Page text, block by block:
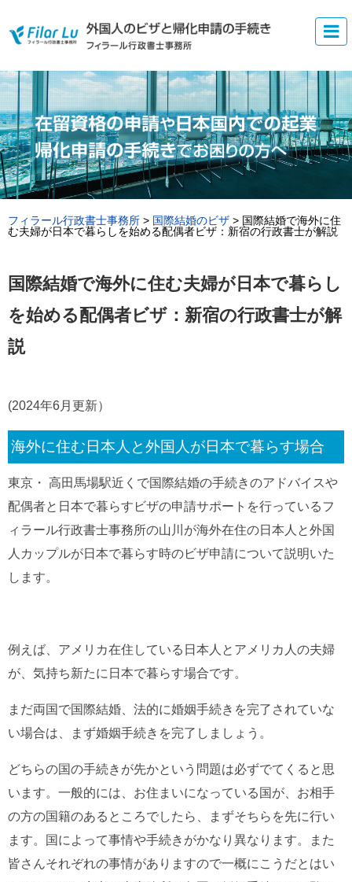
フィラール行政書士事務所 > 国際結婚のビザ > 国際結婚で海外に住
む夫婦が日本で暮らしを始める配偶者ビザ：新宿の行政書士が解説
国際結婚で海外に住む夫婦が日本で暮らし
を始める配偶者ビザ：新宿の行政書士が解
説
(2024年6月更新）
海外に住む日本人と外国人が日本で暮らす場合
東京・ 高田馬場駅近くで国際結婚の手続きのアドバイスや
配偶者と日本で暮らすビザの申請サポートを行っているフ
ィラール行政書士事務所の山川が海外在住の日本人と外国
人カップルが日本で暮らす時のビザ申請について説明いた
します。
例えば、アメリカ在住している日本人とアメリカ人の夫婦
が、気持ち新たに日本で暮らす場合です。
まだ両国で国際結婚、法的に婚姻手続きを完了されていな
い場合は、まず婚姻手続きを完了しましょう。
どちらの国の手続きが先かという問題は必ずでてくると思
います。一般的には、お住まいになっている国が、お相手
の方の国籍のあるところでしたら、まずそちらを先に行い
ます。国によって事情や手続きがかなり異なります。また
皆さんそれぞれの事情がありますので一概にこうだとはい